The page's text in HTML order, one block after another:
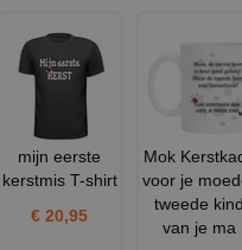
mijn eerste
kerstmis T-shirt
€ 20,95
Mok
voor je
tweede
van je ma